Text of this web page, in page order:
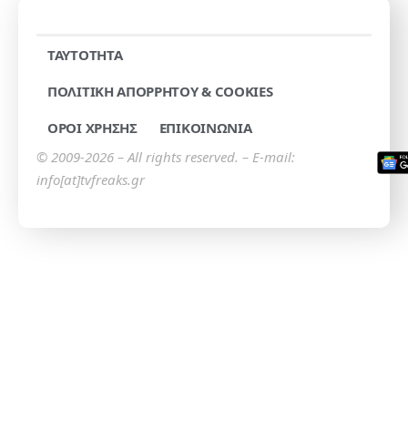
TAYTOTHTA
ΠΟΛΙΤΙΚΗ ΑΠΟΡΡΗΤΟΥ & COOKIES
ΟΡΟΙ ΧΡΗΣΗΣ
ΕΠΙΚΟΙΝΩΝΙΑ
© 2009-2026 – All rights reserved. – E-mail:
info[at]tvfreaks.gr